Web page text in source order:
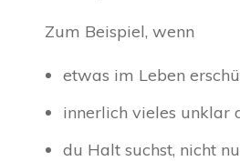
Zum Beispiel, wenn
etwas im Leben
innerlich vieles unklar
du Halt suchst, nicht